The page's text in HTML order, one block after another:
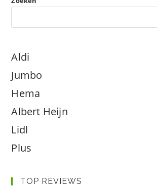
Aldi
Jumbo
Hema
Albert Heijn
Lidl
Plus
TOP REVIEWS